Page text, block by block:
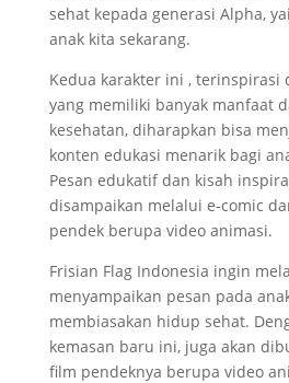
sehat kepada generasi Alpha,
anak kita sekarang.
Kedua karakter ini , terinspirasi
yang memiliki banyak manfaat
kesehatan, diharapkan bisa
konten edukasi menarik bagi
Pesan edukatif dan kisah
disampaikan melalui e-comic
pendek berupa video animasi.
Frisian Flag Indonesia ingin
menyampaikan pesan pada
membiasakan hidup sehat.
kemasan baru ini, juga akan
film pendeknya berupa video